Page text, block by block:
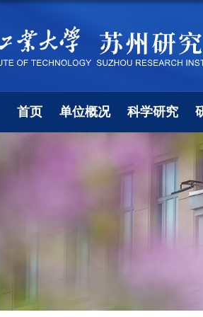
首页 单位概况 科学研究